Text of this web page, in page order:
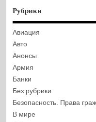
Рубрики
Авиация
Авто
Анонсы
Армия
Банки
Без рубрики
Безопасность. Права
В мире